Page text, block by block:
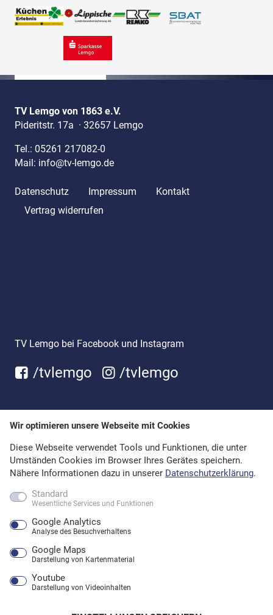
TV Lemgo von 1863 e.V.
Pideritstr. 17a · 32657 Lemgo
Tel.: 05261 217082-0
Mail: info@tv-lemgo.de
Datenschutz Impressum
Kontakt
Vertrag widerrufen
/tvlemgo /tvlemgo
Wir optimieren unsere Webseite mit Cookies
Diese Webseite verwendet Tools und Funktionen, die unter
Umständen Cookies im Browser Ihres Gerätes speichern.
Nähere Informationen dazu in unserer Datenschutzerklärung.
Standard
Wesentliche Services und Funktionen
Google Analytics
Analyse des Besuchverhaltens
Google Maps
Darstellung von Kartenmaterial
Youtube
Darstellung von Videoinhalten